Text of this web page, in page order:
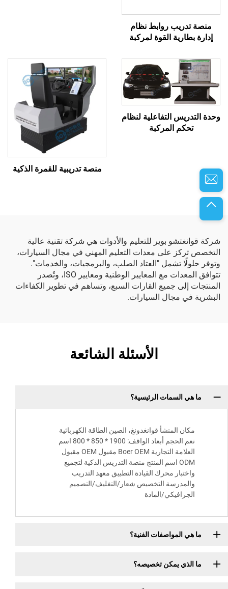
منصة تدريب روابط نظام
إدارة بطارية القوة لمركبة
وحدة التدريس التفاعلية لنظام
تحكم المركبة
منصة تدريبية للقمرة الذكية
شركة قوانغتشو بوير للتعليم والأدوات هي شركة تقنية عالية
التخصص تركز على معدات التعليم المهني في مجال السيارات،
وتوفر حلولًا تشمل "العتاد الصلب، والبرمجيات، والخدمات".
تتوافق المعدات مع المعايير الوطنية ومعايير ISO، وتُصدر
المنتجات إلى جميع القارات السبع، وتساهم في تطوير الكفاءات
البشرية في مجال السيارات.
الأسئلة الشائعة
ما هي السمات الرئيسية؟
مكان المنشأ قوانغدونغ، الصين الطاقة الكهربائية
نعم الحجم أبعاد الواقف: 1900 * 850 * 800 اسم
العلامة التجارية Boer OEM مقبول OEM مقبول
ODM اسم المنتج منصة التدريس الذكية لتجميع
واختبار محرك القيادة التطبيق معهد التدريب
والمدرسة التخصيص شعار/التغليف/التصميم
الجرافيكي/المادة
ما هي المواصفات الفنية؟
ما الذي يمكن تخصيصه؟